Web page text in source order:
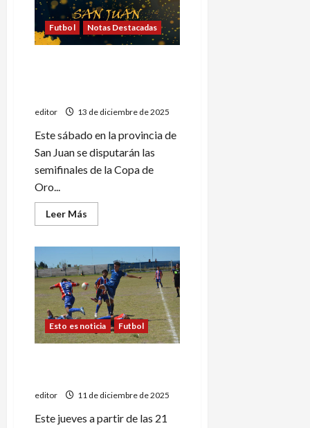
Futbol Notas Destacadas
editor 13 de diciembre de 2025
Este sábado en la provincia de
San Juan se disputarán las
semifinales de la Copa de
Oro...
Leer Más
más
busca
un
lugar
en
las
finales
del
Regional
Juvenil
Esto es noticia Futbol
editor 11 de diciembre de 2025
Este jueves a partir de las 21